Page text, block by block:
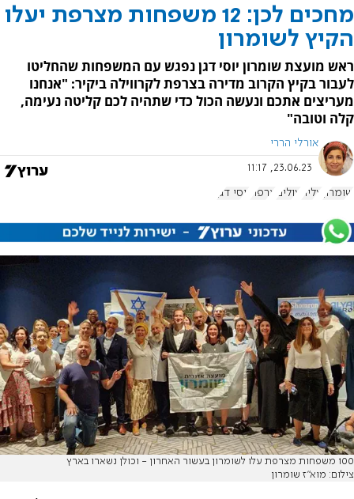
מחכים לכן: 12 משפחות מצרפת יעלו
הקיץ לשומרון
ראש מועצת שומרון יוסי דגן נפגש עם המשפחות שהחליטו
לעבור בקיץ הקרוב מדירה בצרפת לקרווילה ביקיר: "אנחנו
מעריצים אתכם ונעשה הכול כדי שתהיה לכם קליטה נעימה,
קלה וטובה"
אורלי הררי
23.06.23, 11:17
שומרון עליה עולים צרפת יוסי דגן
100 משפחות מצרפת עלו לשומרון בעשור האחרון - וכולן נשארו בארץ
צילום: מוא"ז שומרון